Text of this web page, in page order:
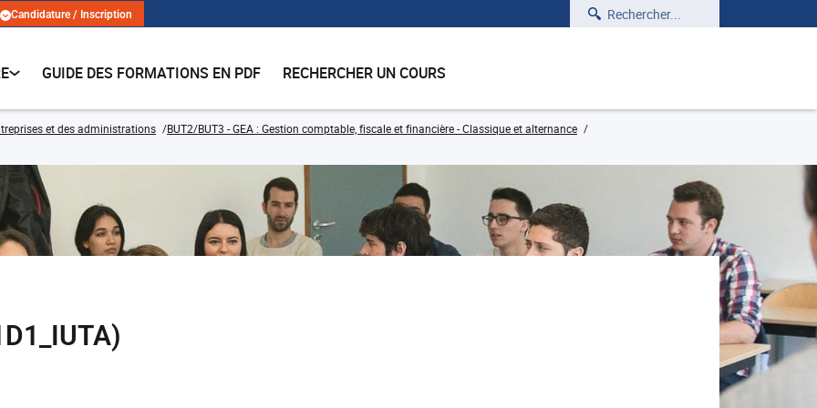
Candidature / Inscription Rechercher
GUIDE DES FORMATIONS EN PDF RECHERCHER UN COURS
et des administrations
BUT2/BUT3 - GEA : Gestion comptable, fiscale et financière - Classique et alternance